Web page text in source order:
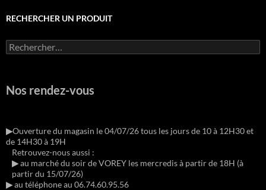
RECHERCHER UN PRODUIT
Rechercher :
Nos rendez-vous
▶︎Ouverture du magasin le 04/07/26 tous les jours de 10 à 12H30 et
de 14H30 à 19H
Retrouvez-nous aussi :
▶︎au marché du soir de VOREY les mercredis à partir de 18H (à
partir du 15/07/26)
▶︎au téléphone au 06.74.60.95.56